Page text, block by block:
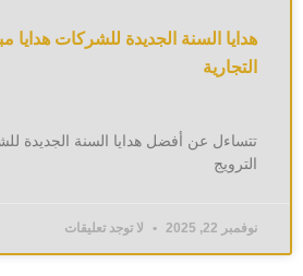
هدايا السنة الجديدة للشركات هدايا
التجارية
تتساءل عن أفضل هدايا السنة الجديدة
الترويج
نوفمبر 22, 2025 لا توجد تعليقات